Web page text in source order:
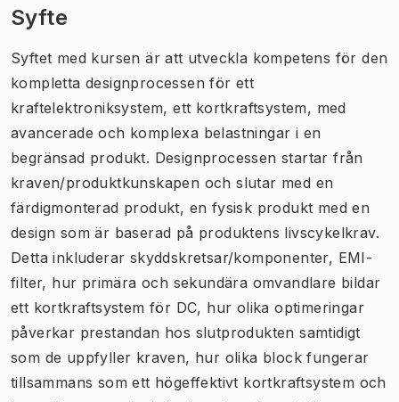
Syfte
Syftet med kursen är att utveckla kompetens för den
kompletta designprocessen för ett
kraftelektroniksystem, ett kortkraftsystem, med
avancerade och komplexa belastningar i en
begränsad produkt. Designprocessen startar från
kraven/produktkunskapen och slutar med en
färdigmonterad produkt, en fysisk produkt med en
design som är baserad på produktens livscykelkrav.
Detta inkluderar skyddskretsar/komponenter, EMI-
filter, hur primära och sekundära omvandlare bildar
ett kortkraftsystem för DC, hur olika optimeringar
påverkar prestandan hos slutprodukten samtidigt
som de uppfyller kraven, hur olika block fungerar
tillsammans som ett högeffektivt kortkraftsystem och